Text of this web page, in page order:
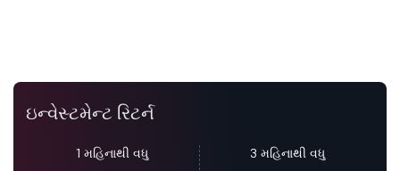
ઇન્વેસ્ટમેન્ટ રિટર્ન
1 મહિનાથી વધુ 3 મહિનાથી વધુ